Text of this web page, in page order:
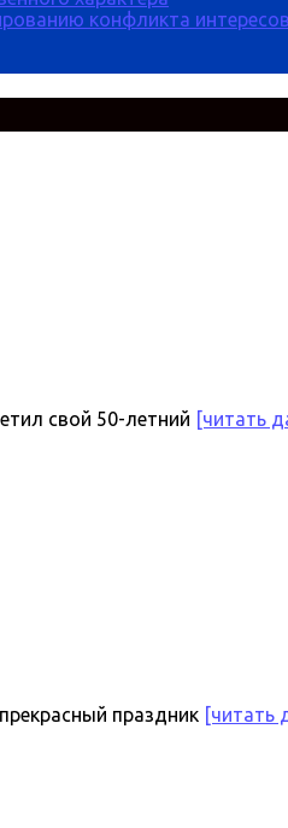
конфликта
свой 50-летний [читать
праздник [читать